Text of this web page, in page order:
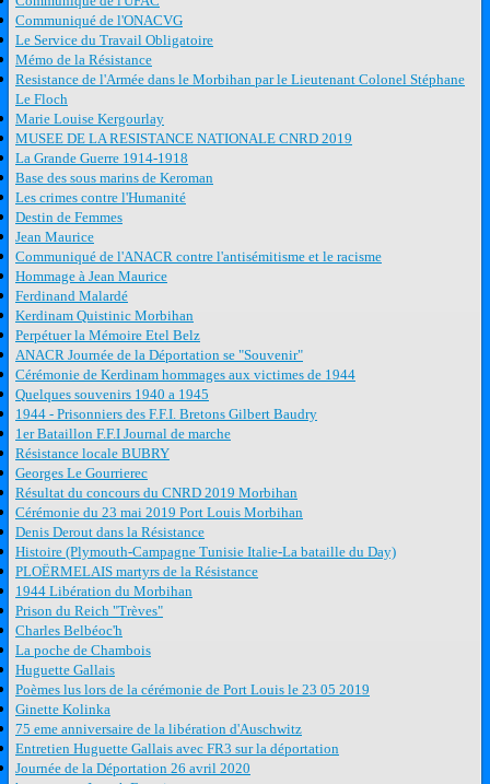
Communiqué de l'ONACVG
Le Service du Travail Obligatoire
Mémo de la Résistance
Resistance de l'Armée dans le Morbihan par le Lieutenant Colonel Stéphane
Le Floch
Marie Louise Kergourlay
MUSEE DE LA RESISTANCE NATIONALE CNRD 2019
La Grande Guerre 1914-1918
Base des sous marins de Keroman
Les crimes contre l'Humanité
Destin de Femmes
Jean Maurice
Communiqué de l'ANACR contre l'antisémitisme et le racisme
Hommage à Jean Maurice
Ferdinand Malardé
Kerdinam Quistinic Morbihan
Perpétuer la Mémoire Etel Belz
ANACR Journée de la Déportation se "Souvenir"
Cérémonie de Kerdinam hommages aux victimes de 1944
Quelques souvenirs 1940 a 1945
1944 - Prisonniers des F.F.I. Bretons Gilbert Baudry
1er Bataillon F.F.I Journal de marche
Résistance locale BUBRY
Georges Le Gourrierec
Résultat du concours du CNRD 2019 Morbihan
Cérémonie du 23 mai 2019 Port Louis Morbihan
Denis Derout dans la Résistance
Histoire (Plymouth-Campagne Tunisie Italie-La bataille du Day)
PLOËRMELAIS martyrs de la Résistance
1944 Libération du Morbihan
Prison du Reich "Trèves"
Charles Belbéoc'h
La poche de Chambois
Huguette Gallais
Poèmes lus lors de la cérémonie de Port Louis le 23 05 2019
Ginette Kolinka
75 eme anniversaire de la libération d'Auschwitz
Entretien Huguette Gallais avec FR3 sur la déportation
Journée de la Déportation 26 avril 2020